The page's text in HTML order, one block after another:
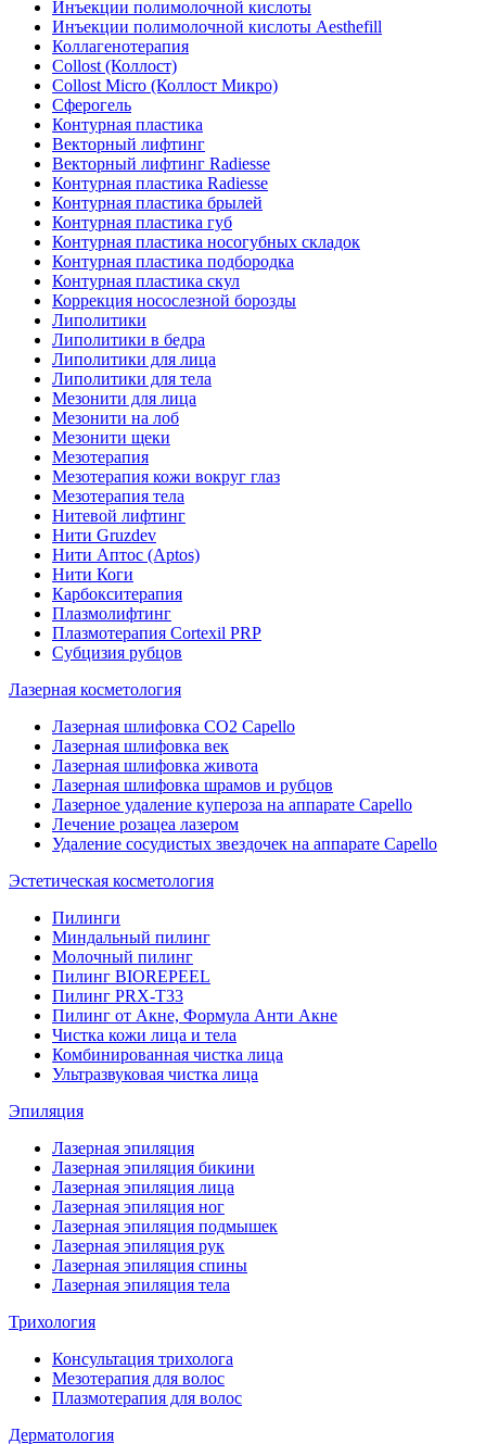
Инъекции полимолочной кислоты
Инъекции полимолочной кислоты Aesthefill
Коллагенотерапия
Collost (Коллост)
Collost Micro (Коллост Микро)
Сферогель
Контурная пластика
Векторный лифтинг
Векторный лифтинг Radiesse
Контурная пластика Radiesse
Контурная пластика брылей
Контурная пластика губ
Контурная пластика носогубных складок
Контурная пластика подбородка
Контурная пластика скул
Коррекция носослезной борозды
Липолитики
Липолитики в бедра
Липолитики для лица
Липолитики для тела
Мезонити для лица
Мезонити на лоб
Мезонити щеки
Мезотерапия
Мезотерапия кожи вокруг глаз
Мезотерапия тела
Нитевой лифтинг
Нити Gruzdev
Нити Аптос (Aptos)
Нити Коги
Карбокситерапия
Плазмолифтинг
Плазмотерапия Сortexil PRP
Субцизия рубцов
Лазерная косметология
Лазерная шлифовка CO2 Capello
Лазерная шлифовка век
Лазерная шлифовка живота
Лазерная шлифовка шрамов и рубцов
Лазерное удаление купероза на аппарате Capello
Лечение розацеа лазером
Удаление сосудистых звездочек на аппарате Capello
Эстетическая косметология
Пилинги
Миндальный пилинг
Молочный пилинг
Пилинг BIOREPEEL
Пилинг PRX-T33
Пилинг от Акне, Формула Анти Акне
Чистка кожи лица и тела
Комбинированная чистка лица
Ультразвуковая чистка лица
Эпиляция
Лазерная эпиляция
Лазерная эпиляция бикини
Лазерная эпиляция лица
Лазерная эпиляция ног
Лазерная эпиляция подмышек
Лазерная эпиляция рук
Лазерная эпиляция спины
Лазерная эпиляция тела
Трихология
Консультация трихолога
Мезотерапия для волос
Плазмотерапия для волос
Дерматология